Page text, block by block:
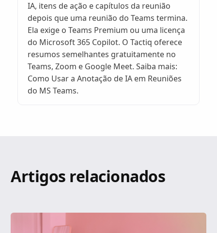
IA, itens de ação e capítulos da reunião
depois que uma reunião do Teams termina.
Ela exige o Teams Premium ou uma licença
do Microsoft 365 Copilot. O Tactiq oferece
resumos semelhantes gratuitamente no
Teams, Zoom e Google Meet. Saiba mais:
Como Usar a Anotação de IA em Reuniões
do MS Teams.
Artigos relacionados